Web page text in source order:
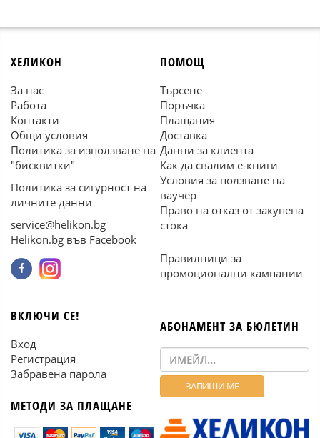
ХЕЛИКОН
За нас
Работа
Контакти
Общи условия
Политика за използване на
"бисквитки"
Политика за сигурност на
личните данни
service@helikon.bg
Helikon.bg във Facebook
ПОМОЩ
Търсене
Поръчка
Плащания
Доставка
Данни за клиента
Как да свалим е-книги
Условия за ползване на
ваучер
Право на отказ от закупена
стока
Правилници за
промоционални кампании
ВКЛЮЧИ СЕ!
Вход
Регистрация
Забравена парола
МЕТОДИ ЗА ПЛАЩАНЕ
АБОНАМЕНТ ЗА БЮЛЕТИН